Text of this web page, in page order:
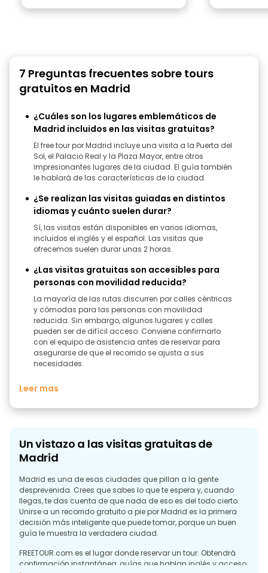
7 Preguntas frecuentes sobre tours
gratuitos en Madrid
¿Cuáles son los lugares emblemáticos de
Madrid incluidos en las visitas gratuitas?
El free tour por Madrid incluye una visita a la Puerta del
Sol, el Palacio Real y la Plaza Mayor, entre otros
impresionantes lugares de la ciudad. El guía también
le hablará de las características de la ciudad.
¿Se realizan las visitas guiadas en distintos
idiomas y cuánto suelen durar?
Sí, las visitas están disponibles en varios idiomas,
incluidos el inglés y el español. Las visitas que
ofrecemos suelen durar unas 2 horas.
¿Las visitas gratuitas son accesibles para
personas con movilidad reducida?
La mayoría de las rutas discurren por calles céntricas
y cómodas para las personas con movilidad
reducida. Sin embargo, algunos lugares y calles
pueden ser de difícil acceso. Conviene confirmarlo
con el equipo de asistencia antes de reservar para
asegurarse de que el recorrido se ajusta a sus
necesidades.
Leer mas
Un vistazo a las visitas gratuitas de
Madrid
Madrid es una de esas ciudades que pillan a la gente
desprevenida. Crees que sabes lo que te espera y, cuando
llegas, te das cuenta de que nada de eso es del todo cierto.
Unirse a un recorrido gratuito a pie por Madrid es la primera
decisión más inteligente que puede tomar, porque un buen
guía le muestra la verdadera ciudad.
FREETOUR.com es el lugar donde reservar un tour. Obtendrá
confirmación instantánea, guías que hablan inglés y acceso